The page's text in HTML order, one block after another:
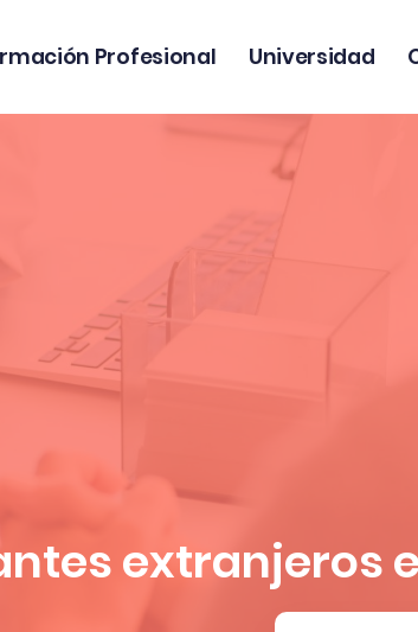
Profesional Universidad
extranjeros